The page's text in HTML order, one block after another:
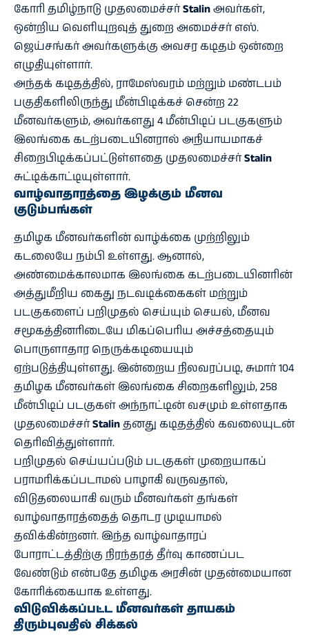
கோரி தமிழ்நாடு முதலமைச்சர்Stalinஅவர்கள்,
ஒன்றிய வெளியுறவுத் துறை அமைச்சர் எஸ்.
ஜெய்சங்கர் அவர்களுக்கு அவசர கடிதம் ஒன்றை
எழுதியுள்ளார்.
அந்தக் கடிதத்தில், ராமேஸ்வரம் மற்றும் மண்டபம்
பகுதிகளிலிருந்து மீன்பிடிக்கச் சென்ற 22
மீனவர்களும், அவர்களது 4 மீன்பிடிப் படகுகளும்
இலங்கை கடற்படையினரால் அநியாயமாகச்
சிறைபிடிக்கப்பட்டுள்ளதை முதலமைச்சர்Stalin
சுட்டிக்காட்டியுள்ளார்.
வாழ்வாதாரத்தை இழக்கும் மீனவ
குடும்பங்கள்
தமிழக மீனவர்களின் வாழ்க்கை முற்றிலும்
கடலையே நம்பி உள்ளது. ஆனால்,
அண்மைக்காலமாக இலங்கை கடற்படையினரின்
அத்துமீறிய கைது நடவடிக்கைகள் மற்றும்
படகுகளைப் பறிமுதல் செய்யும் செயல், மீனவ
சமூகத்தினரிடையே மிகப்பெரிய அச்சத்தையும்
பொருளாதார நெருக்கடியையும்
ஏற்படுத்தியுள்ளது. இன்றைய நிலவரப்படி, சுமார் 104
தமிழக மீனவர்கள் இலங்கை சிறைகளிலும், 258
மீன்பிடிப் படகுகள் அந்நாட்டின் வசமும் உள்ளதாக
முதலமைச்சர்Stalin தனது கடிதத்தில் கவலையுடன்
தெரிவித்துள்ளார்.
பறிமுதல் செய்யப்படும் படகுகள் முறையாகப்
பராமரிக்கப்படாமல் பாழாகி வருவதால்,
விடுதலையாகி வரும் மீனவர்கள் தங்கள்
வாழ்வாதாரத்தைத் தொடர முடியாமல்
தவிக்கின்றனர். இந்த வாழ்வாதாரப்
போராட்டத்திற்கு நிரந்தரத் தீர்வு காணப்பட
வேண்டும் என்பதே தமிழக அரசின் முதன்மையான
கோரிக்கையாக உள்ளது.
விடுவிக்கப்பட்ட மீனவர்கள் தாயகம்
திரும்புவதில் சிக்கல்